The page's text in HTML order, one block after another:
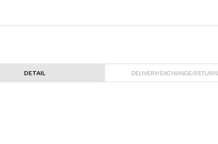
DETAIL DELIVERY/EXCHANGE/RETURN